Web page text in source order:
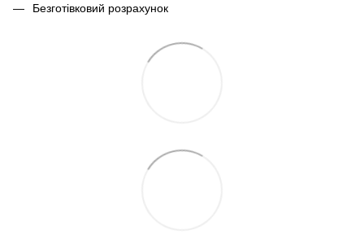
Безготівковий розрахунок